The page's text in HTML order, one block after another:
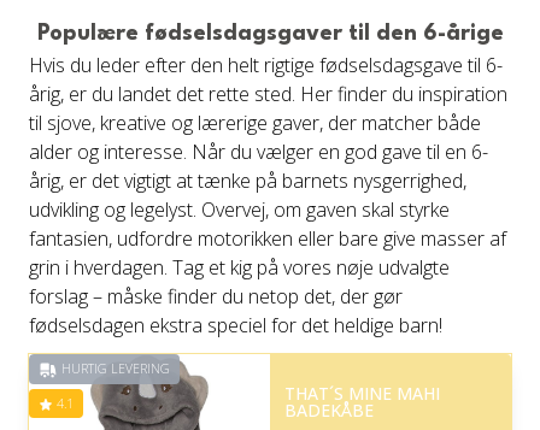
Populære fødselsdagsgaver til den 6-årige
Hvis du leder efter den helt rigtige fødselsdagsgave til 6-
årig, er du landet det rette sted. Her finder du inspiration
til sjove, kreative og lærerige gaver, der matcher både
alder og interesse. Når du vælger en god gave til en 6-
årig, er det vigtigt at tænke på barnets nysgerrighed,
udvikling og legelyst. Overvej, om gaven skal styrke
fantasien, udfordre motorikken eller bare give masser af
grin i hverdagen. Tag et kig på vores nøje udvalgte
forslag – måske finder du netop det, der gør
fødselsdagen ekstra speciel for det heldige barn!
HURTIG LEVERING
4.1 THAT´S MINE MAHI
BADEKÅBE